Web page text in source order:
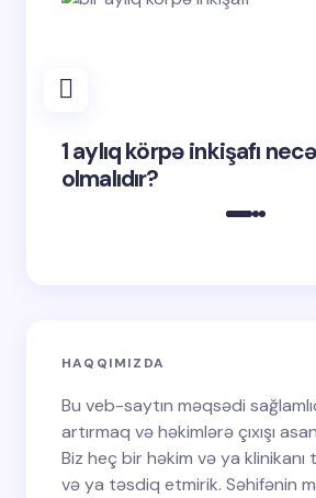
1 aylıq körpə inkişafı necə
olmalıdır?
HAQQIMIZDA
Bu veb-saytın məqsədi sağlamlıq
artırmaq və həkimlərə çıxışı
Biz heç bir həkim və ya
və ya təsdiq etmirik. Səhifənin